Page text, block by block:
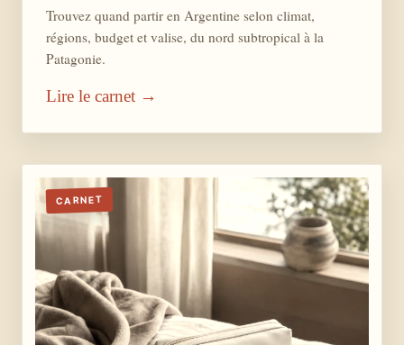
Trouvez quand partir en Argentine selon climat,
régions, budget et valise, du nord subtropical à la
Patagonie.
Lire le carnet →
CARNET